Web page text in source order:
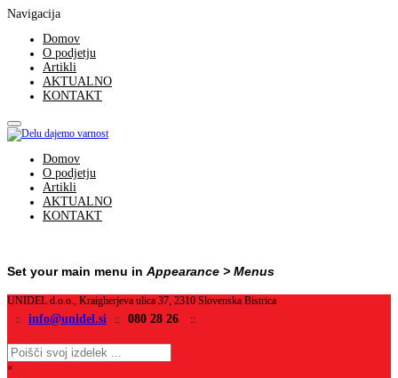
Navigacija
Domov
O podjetju
Artikli
AKTUALNO
KONTAKT
Domov
O podjetju
Artikli
AKTUALNO
KONTAKT
Set your main menu in Appearance > Menus
UNIDEL d.o.o., Kraigherjeva ulica 37, 2310 Slovenska Bistrica
:: info@unidel.si :: 080 28 26 ::
×